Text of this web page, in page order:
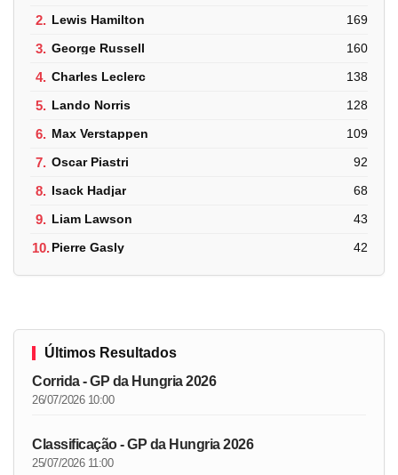
2. Lewis Hamilton 169
3. George Russell 160
4. Charles Leclerc 138
5. Lando Norris 128
6. Max Verstappen 109
7. Oscar Piastri 92
8. Isack Hadjar 68
9. Liam Lawson 43
10.Pierre Gasly 42
Últimos Resultados
Corrida - GP da Hungria 2026
26/07/2026 10:00
Classificação - GP da Hungria 2026
25/07/2026 11:00